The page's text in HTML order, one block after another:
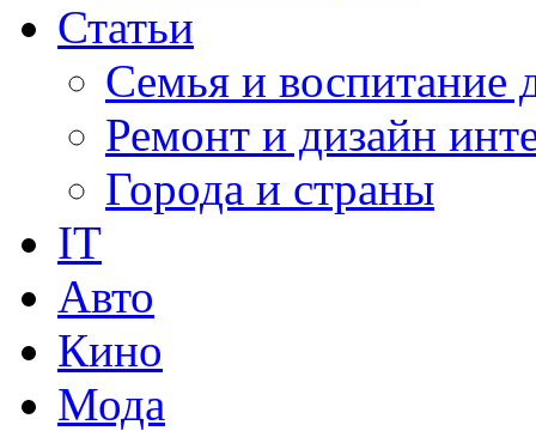
Статьи
Семья и воспитание
Ремонт и дизайн
Города и страны
IT
Авто
Кино
Мода